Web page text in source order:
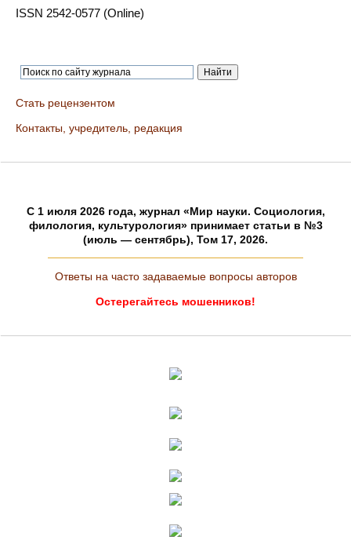
ISSN 2542-0577 (Online)
Стать рецензентом
Контакты, учредитель, редакция
C 1 июля 2026 года, журнал «Мир науки. Социология,
филология, культурология» принимает статьи в №3
(июль — сентябрь), Том 17, 2026.
Ответы на часто задаваемые вопросы авторов
Остерегайтесь мошенников!